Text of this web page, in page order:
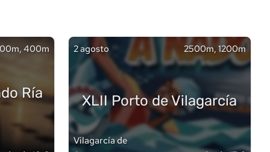
400m
Ría
2 agosto 2500m, 1200m
XLII Porto de Vilagarcía
Vilagarcía de